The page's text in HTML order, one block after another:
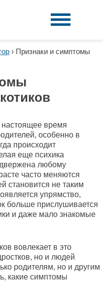
› Признаки и симптомы
настоящее время
особенно в
происходит
еще психика
любому
часто меняются
становится не таким
упрямство,
больше прислушивается
и даже мало знакомые
вовлекает в это
но и людей
родителям, но и другим
какие симптомы